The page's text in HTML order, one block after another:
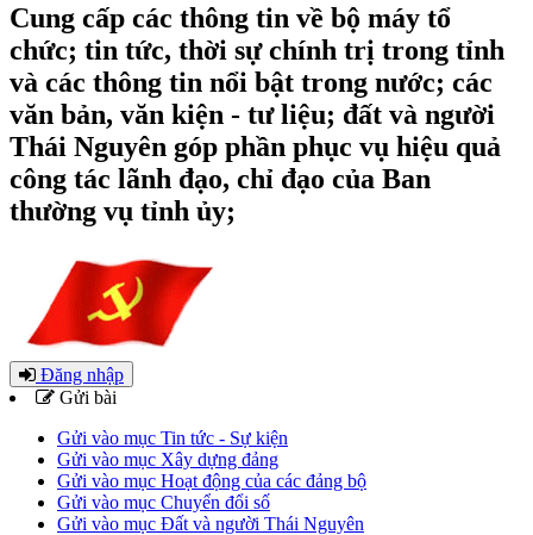
Cung cấp các thông tin về bộ máy tổ
chức; tin tức, thời sự chính trị trong tỉnh
và các thông tin nổi bật trong nước; các
văn bản, văn kiện - tư liệu; đất và người
Thái Nguyên góp phần phục vụ hiệu quả
công tác lãnh đạo, chỉ đạo của Ban
thường vụ tỉnh ủy;
Đăng nhập
Gửi bài
Gửi vào mục Tin tức - Sự kiện
Gửi vào mục Xây dựng đảng
Gửi vào mục Hoạt động của các đảng bộ
Gửi vào mục Chuyển đổi số
Gửi vào mục Đất và người Thái Nguyên